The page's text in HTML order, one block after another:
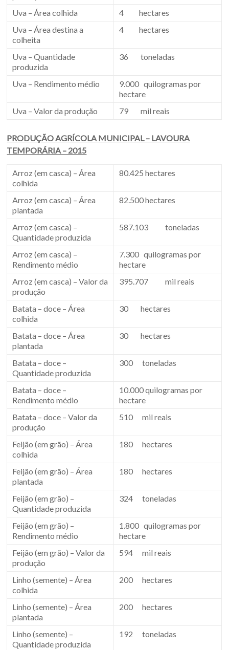
Uva – Área colhida
4 hectares
Uva – Área destina a
colheita
4 hectares
Uva – Quantidade
produzida
36 toneladas
Uva – Rendimento médio
9.000 quilogramas por
hectare
Uva – Valor da produção
79 mil reais
PRODUÇÃO AGRÍCOLA MUNICIPAL – LAVOURA
TEMPORÁRIA – 2015
Arroz (em casca) – Área
colhida
80.425 hectares
Arroz (em casca) – Área
plantada
82.500 hectares
Arroz (em casca) –
Quantidade produzida
587.103 toneladas
Arroz (em casca) –
Rendimento médio
7.300 quilogramas por
hectare
Arroz (em casca) – Valor da
produção
395.707 mil reais
Batata – doce – Área
colhida
30 hectares
Batata – doce – Área
plantada
30 hectares
Batata – doce –
Quantidade produzida
300 toneladas
Batata – doce –
Rendimento médio
10.000 quilogramas por
hectare
Batata – doce – Valor da
produção
510 mil reais
Feijão (em grão) – Área
colhida
180 hectares
Feijão (em grão) – Área
plantada
180 hectares
Feijão (em grão) –
Quantidade produzida
324 toneladas
Feijão (em grão) –
Rendimento médio
1.800 quilogramas por
hectare
Feijão (em grão) – Valor da
produção
594 mil reais
Linho (semente) – Área
colhida
200 hectares
Linho (semente) – Área
plantada
200 hectares
Linho (semente) –
Quantidade produzida
192 toneladas